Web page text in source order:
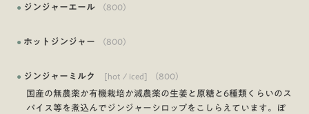
● ジンジャーエール （800）
● ホットジンジャー （800）
● ジンジャーミルク [hot / iced] （800）
国産の無農薬か有機栽培か減農薬の生姜と原糖と6種類くらいのス
パイス等を煮込んでジンジャーシロップをこしらえています。ぽ